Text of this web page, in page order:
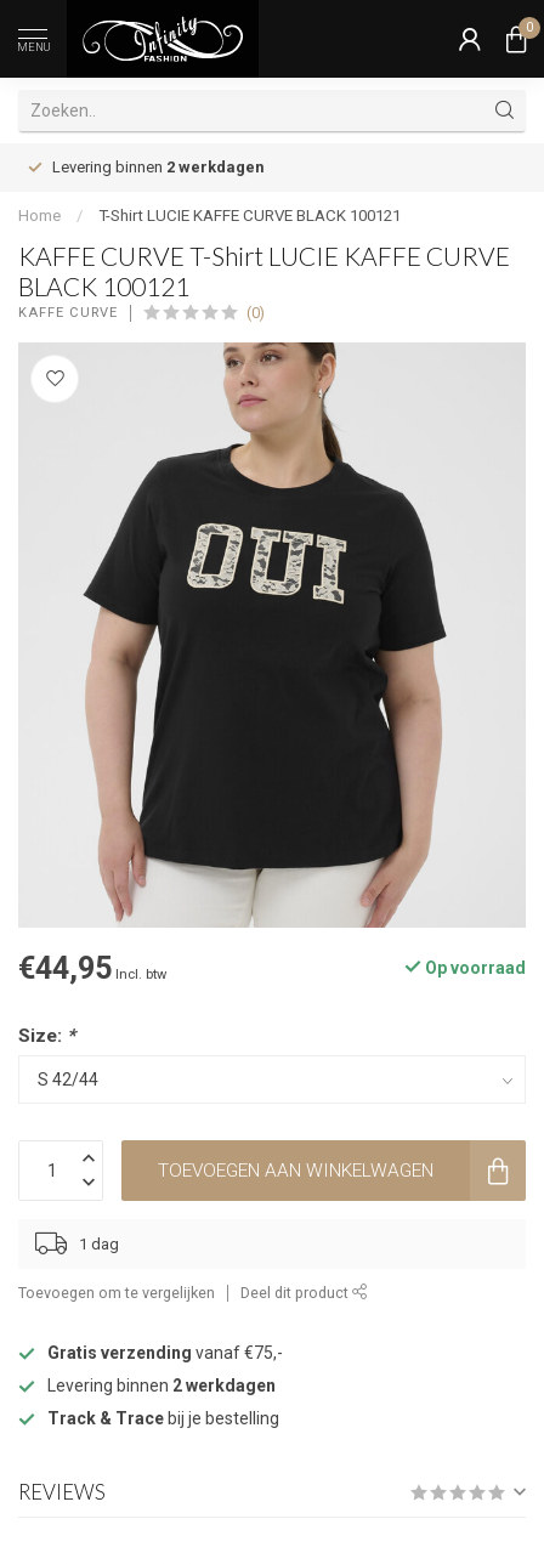
MENU
0
Levering binnen 2 werkdagen
Home / T-Shirt LUCIE KAFFE CURVE BLACK 100121
KAFFE CURVE T-Shirt LUCIE KAFFE CURVE
BLACK 100121
KAFFE CURVE (0)
€44,95 Incl. btw Op voorraad
Size: *
TOEVOEGEN AAN WINKELWAGEN
1 dag
Toevoegen om te vergelijken Deel dit product
Gratis verzending vanaf €75,-
Levering binnen 2 werkdagen
Track & Trace bij je bestelling
REVIEWS